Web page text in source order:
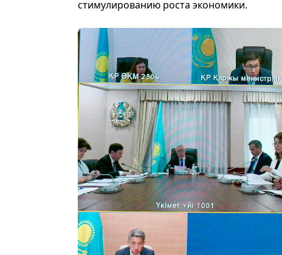
стимулированию роста экономики.